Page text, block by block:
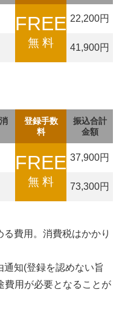
FREE
無 料
22,200円
41,900円
登録手数
料
振込合計
金額
FREE
無 料
37,900円
73,300円
る費用。消費税はかかり
通知(登録を認めない旨
費用が必要となることが